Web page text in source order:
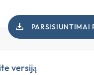
PARSISIUNTIMAI
versiją